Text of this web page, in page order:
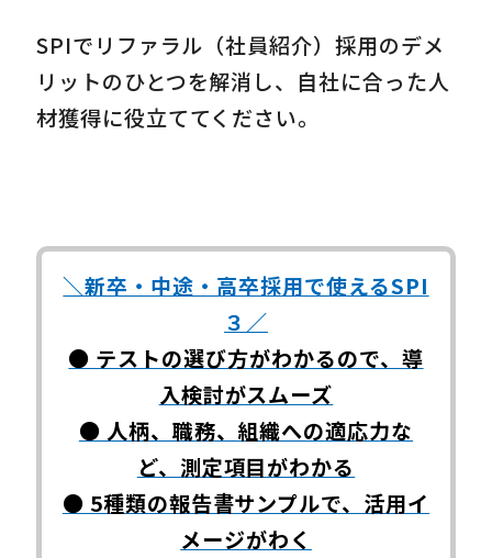
SPIでリファラル（社員紹介）採用のデメ
リットのひとつを解消し、自社に合った人
材獲得に役立ててください。
＼新卒・中途・高卒採用で使えるSPI
３／
● テストの選び方がわかるので、導
入検討がスムーズ
● 人柄、職務、組織への適応力な
ど、測定項目がわかる
● 5種類の報告書サンプルで、活用イ
メージがわく